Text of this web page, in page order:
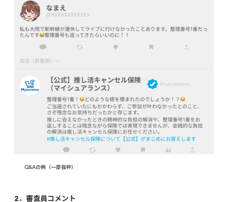
Q&Aの例（一部抜粋）
2．審査員コメント